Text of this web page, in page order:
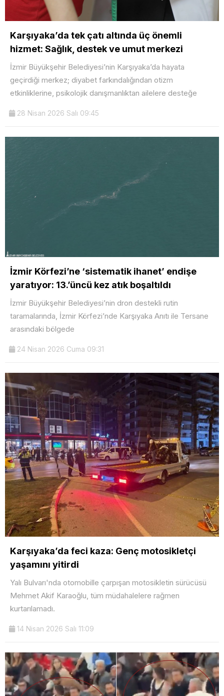
Karşıyaka’da tek çatı altında üç önemli
hizmet: Sağlık, destek ve umut merkezi
İzmir Büyükşehir Belediyesi’nin Karşıyaka’da hayata
geçirdiği merkez; diyabet farkındalığından otizm
etkinliklerine, psikolojik danışmanlıktan ailelere desteğe
28 Nisan 2026 Salı 09:45
İzmir Körfezi’ne ‘sistematik ihanet’ endişe
yaratıyor: 13.’üncü kez atık boşaltıldı
İzmir Büyükşehir Belediyesi’nin dron destekli rutin
taramalarında, İzmir Körfezi’nde Karşıyaka Anıtı ile Tersane
arasındaki bölgede
24 Nisan 2026 Cuma 09:31
Karşıyaka’da feci kaza: Genç motosikletçi
yaşamını yitirdi
Yalı Bulvarı'nda otomobille çarpışan motosikletin sürücüsü
Mehmet Akif Karaoğlu, tüm müdahalelere rağmen
kurtarılamadı.
14 Nisan 2026 Salı 11:09